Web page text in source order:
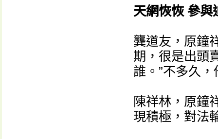
天網恢恢 參與
龔道友，原鐘
期，很是出頭
誰。”不多久
陳祥林，原鐘
現積極，對法